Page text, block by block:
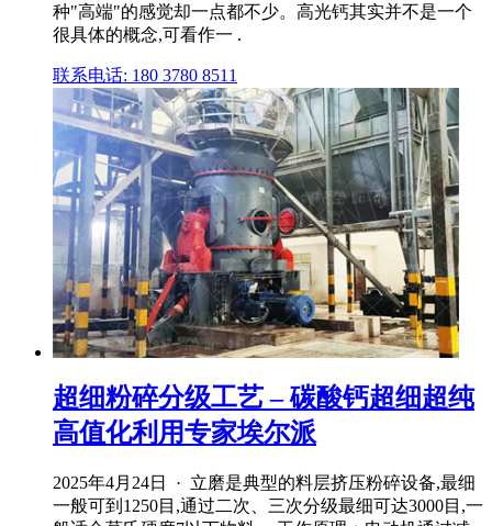
种"高端"的感觉却一点都不少。高光钙其实并不是一个
很具体的概念,可看作一 .
联系电话: 180 3780 8511
超细粉碎分级工艺 – 碳酸钙超细超纯
高值化利用专家埃尔派
2025年4月24日 · 立磨是典型的料层挤压粉碎设备,最细
一般可到1250目,通过二次、三次分级最细可达3000目,一